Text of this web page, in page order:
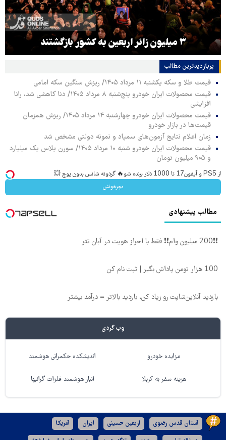
۳ میلیون زائر اربعین به کشور بازگشتند
پربازدیدترین‌ مطالب
قیمت طلا و سکه یکشنبه ۱۱ مرداد ۱۴۰۵/ ریزش سنگین سکه امامی
قیمت محصولات ایران خودرو پنج‌شنبه ۸ مرداد ۱۴۰۵/ دنا کاهشی شد، رانا
افزایشی
قیمت محصولات ایران خودرو چهارشنبه ۱۴ مرداد ۱۴۰۵/ ریزش همزمان
قیمت‌ها در بازار خودرو
زمان اعلام نتایج آزمون‌های سمپاد و نمونه دولتی مشخص شد
قیمت محصولات ایران خودرو شنبه ۱۰ مرداد ۱۴۰۵/ سورن پلاس یک میلیارد
و ۹۰۵ میلیون تومان
از PS5 و آیفون17 تا 1000 دلار برنده شو🔥 گردونه شانس بدون پوچ 💥
بچرخونش
مطالب پیشنهادی
❗❗200 میلیون وام❗❗ فقط با احراز هویت در آبان تتر
100 هزار تومن پاداش بگیر | ثبت نام کن
بازدید آنلاین‌شاپت رو زیاد کن، بازدید بالاتر = درآمد بیشتر
وب گردی
مزایده خودرو اندیشکده حکمرانی هوشمند
هزینه سفر به کربلا انبار هوشمند فلزات گرانبها
آستان قدس رضوی اربعین حسینی ایران آمریکا